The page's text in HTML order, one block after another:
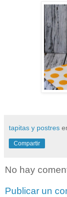
tapitas y postres
Compartir
No hay
Publicar un